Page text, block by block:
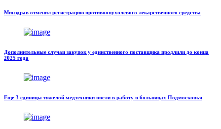
Минздрав отменил регистрацию противоопухолевого лекарственного средства
Дополнительные случаи закупок у единственного поставщика продлили до конца
2025 года
Еще 3 единицы тяжелой медтехники ввели в работу в больницах Подмосковья